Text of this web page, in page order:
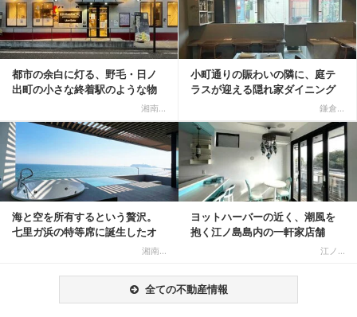
都市の余白に灯る、野毛・日ノ
出町の小さな終着駅のような物
湘南...
小町通りの賑わいの隣に、庭テ
ラスが迎える隠れ家ダイニング
鎌倉...
海と空を所有するという贅沢。
七里ガ浜の特等席に誕生したオ
湘南...
ヨットハーバーの近く、潮風を
抱く江ノ島島内の一軒家店舗
江ノ...
記事を読む
全ての不動産情報